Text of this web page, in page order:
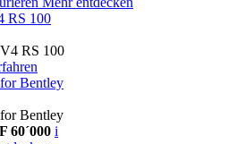
RS 100
RS 100
Bentley
Bentley
60´000 i